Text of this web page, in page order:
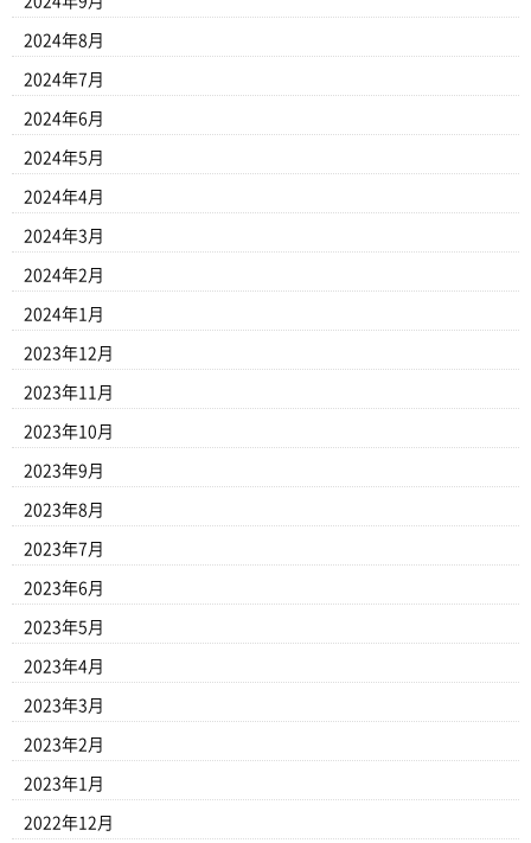
2024年8月
2024年7月
2024年6月
2024年5月
2024年4月
2024年3月
2024年2月
2024年1月
2023年12月
2023年11月
2023年10月
2023年9月
2023年8月
2023年7月
2023年6月
2023年5月
2023年4月
2023年3月
2023年2月
2023年1月
2022年12月